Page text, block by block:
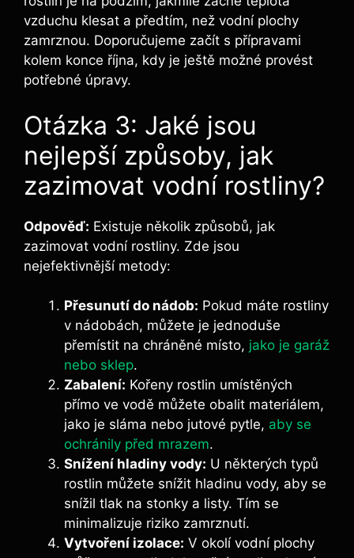
vzduchu klesat a předtím, než vodní plochy
zamrznou. Doporučujeme začít s přípravami
kolem konce října, kdy je ještě možné provést
potřebné úpravy.
Otázka 3: Jaké jsou
nejlepší způsoby, jak
zazimovat vodní rostliny?
Odpověď: Existuje několik způsobů, jak
zazimovat vodní rostliny. Zde jsou
nejefektivnější metody:
Přesunutí do nádob: Pokud máte rostliny
v nádobách, můžete je jednoduše
přemístit na chráněné místo, jako je garáž
nebo sklep.
Zabalení: Kořeny rostlin umístěných
přímo ve vodě můžete obalit materiálem,
jako je sláma nebo jutové pytle, aby se
ochránily před mrazem.
Snížení hladiny vody: U některých typů
rostlin můžete snížit hladinu vody, aby se
snížil tlak na stonky a listy. Tím se
minimalizuje riziko zamrznutí.
Vytvoření izolace: V okolí vodní plochy